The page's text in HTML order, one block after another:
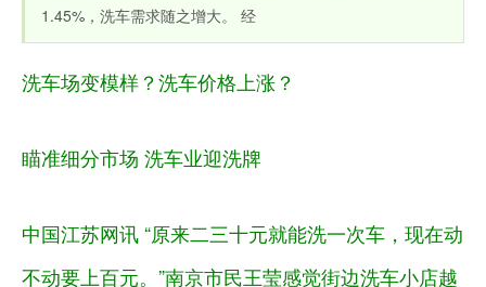
1.45%，洗车需求随之增大。 经
洗车场变模样？洗车价格上涨？
瞄准细分市场 洗车业迎洗牌
中国江苏网讯 “原来二三十元就能洗一次车，现在动
不动要上百元。”南京市民王莹感觉街边洗车小店越